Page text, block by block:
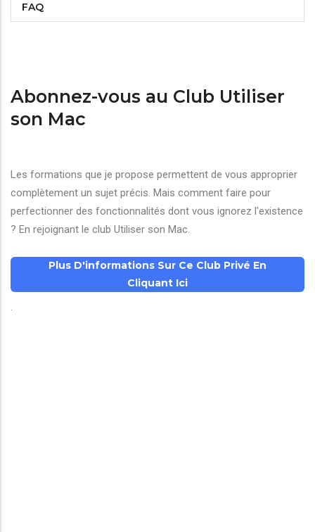
FAQ
Abonnez-vous au Club Utiliser
son Mac
Les formations que je propose permettent de vous approprier
complètement un sujet précis. Mais comment faire pour
perfectionner des fonctionnalités dont vous ignorez l'existence
? En rejoignant le club Utiliser son Mac.
Plus D'informations Sur Ce Club Privé En
Cliquant Ici
.